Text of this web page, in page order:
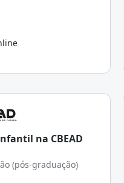
na CBEAD
(pós-graduação)